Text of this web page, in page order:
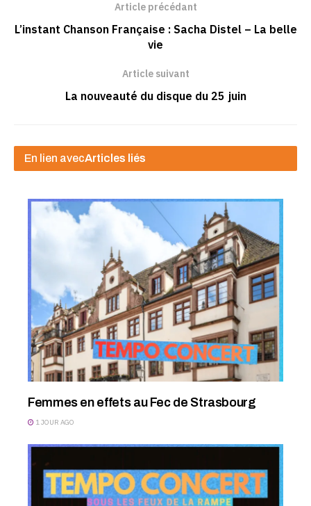
Article précédant
L’instant Chanson Française : Sacha Distel – La belle
vie
Article suivant
La nouveauté du disque du 25 juin
En lien avecArticles liés
Femmes en effets au Fec de Strasbourg
1 JOUR AGO